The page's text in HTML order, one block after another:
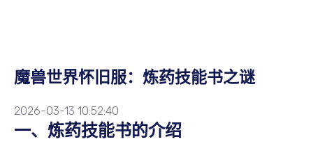
魔兽世界怀旧服：炼药技能书之谜
2026-03-13 10:52:40
一、炼药技能书的介绍